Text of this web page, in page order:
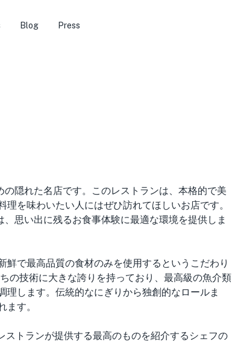
Blog Press
隠れた名店です。このレストランは、本格的で美
を味わいたい人にはぜひ訪れてほしいお店です。
思い出に残るお食事体験に最適な環境を提供しま
で最高品質の食材のみを使用するというこだわり
の技術に大きな誇りを持っており、最高級の魚介類
します。伝統的なにぎりから独創的なロールま
す。
トランが提供する最高のものを紹介するシェフの